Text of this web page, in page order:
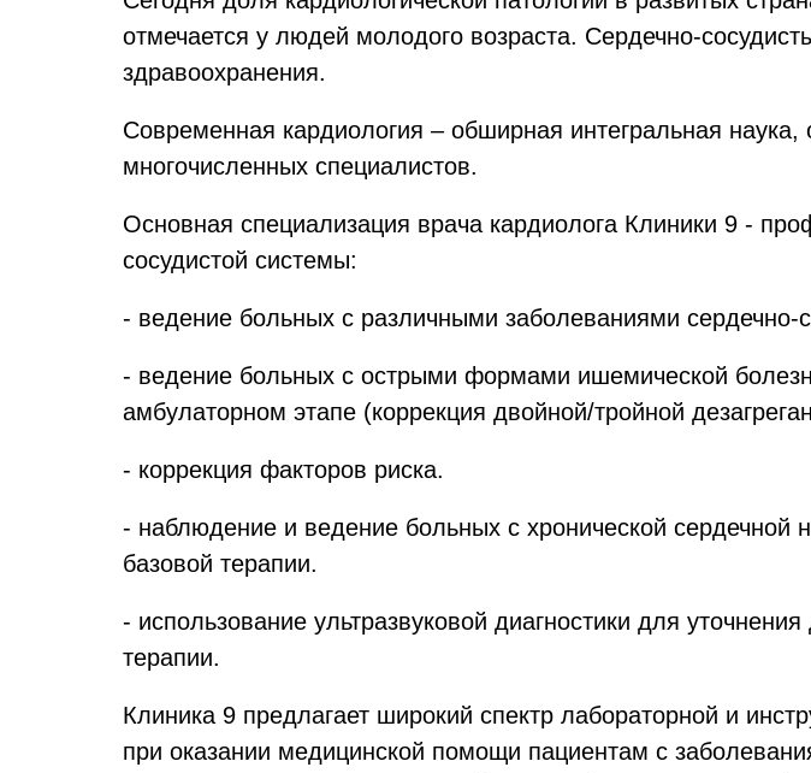
отмечается у людей молодого возраста. Сердечно-
здравоохранения.
Современная кардиология – обширная интегральная
многочисленных специалистов.
Основная специализация врача кардиолога Клиники 9 -
сосудистой системы:
- ведение больных с различными заболеваниями сердечно-
- ведение больных с острыми формами ишемической
амбулаторном этапе (коррекция двойной/тройной
- коррекция факторов риска.
- наблюдение и ведение больных с хронической сердечной
базовой терапии.
- использование ультразвуковой диагностики для
терапии.
Клиника 9 предлагает широкий спектр лабораторной и
при оказании медицинской помощи пациентам с